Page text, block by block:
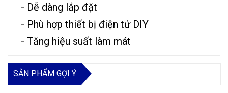
- Dễ dàng lắp đặt
- Phù hợp thiết bị điện tử DIY
- Tăng hiệu suất làm mát
SẢN PHẨM GỢI Ý